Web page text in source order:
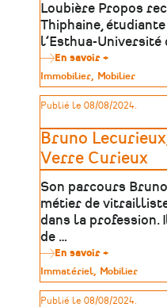
Loubière Propos
Thiphaine,
l’Esthua-Université
En savoir +
Christophe
Beausoleil,
chef
d’entreprise
Loubière
la
Forge
d’Art
de
Tours
Type
de
patrimoine
Immobilier Mobilier
Publié le 08/08/2024.
Bruno
Verre Curieux
Son parcours
métier de
dans la profession.
de …
En savoir +
Bruno
Lecurieux,
vitrailliste
pour
Type
de
patrimoine
Immatériel Mobilier
Publié le 08/08/2024.